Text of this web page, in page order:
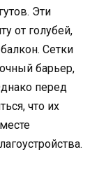
Эти
от голубей,
Сетки
барьер,
перед
что их